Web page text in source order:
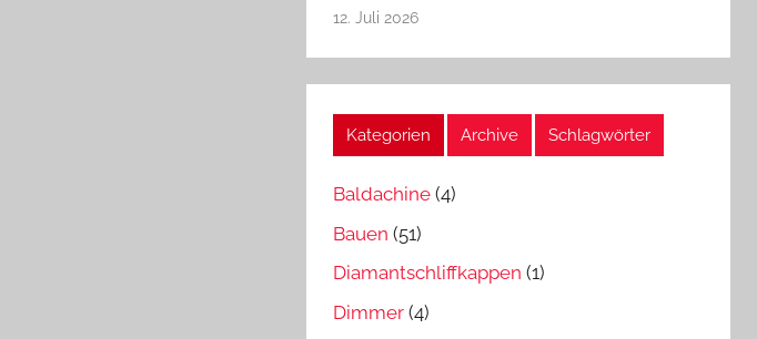
12. Juli 2026
Kategorien Archive Schlagwörter
Baldachine (4)
Bauen (51)
Diamantschliffkappen (1)
Dimmer (4)